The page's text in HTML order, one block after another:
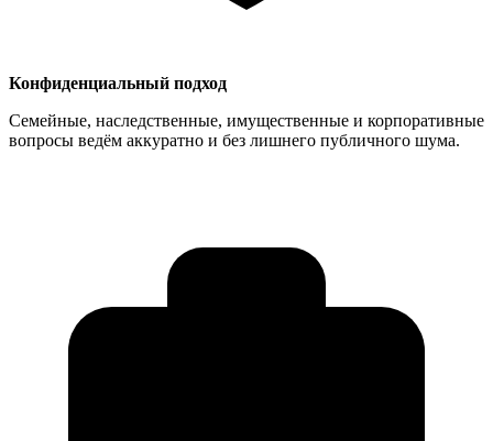
Конфиденциальный подход
Семейные, наследственные, имущественные и корпоративные
вопросы ведём аккуратно и без лишнего публичного шума.